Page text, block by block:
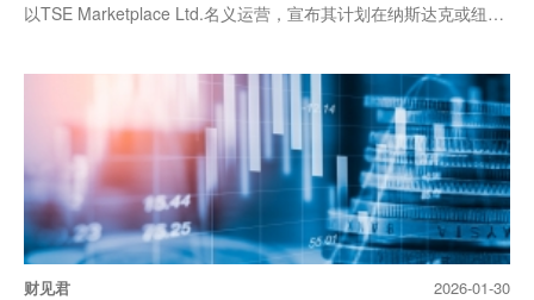
以TSE Marketplace Ltd.名义运营，宣布其计划在纳斯达克或纽约
财见君 2026-01-30